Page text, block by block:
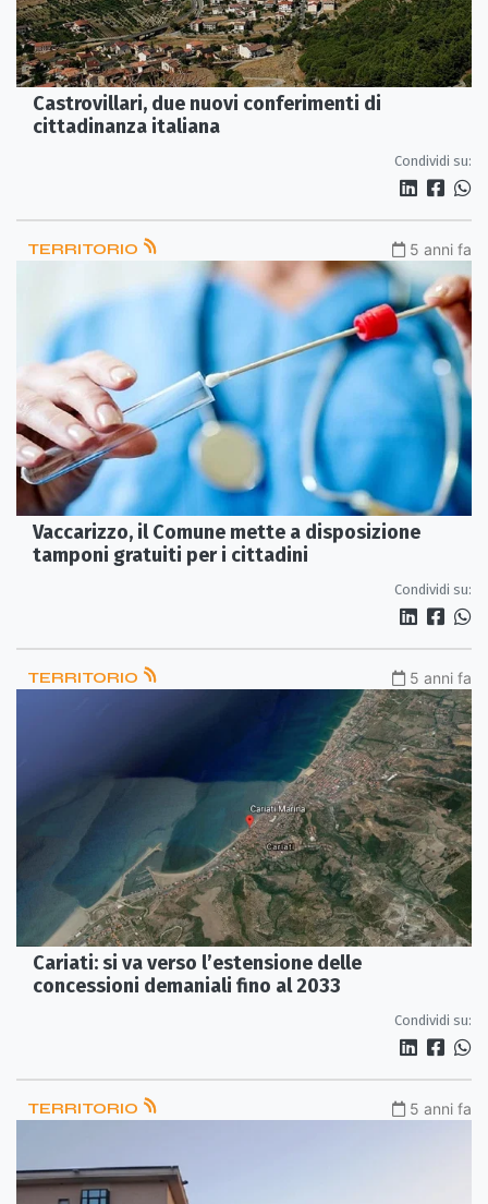
Castrovillari, due nuovi conferimenti di
cittadinanza italiana
Condividi su:
TERRITORIO 5 anni fa
Vaccarizzo, il Comune mette a disposizione
tamponi gratuiti per i cittadini
Condividi su:
TERRITORIO 5 anni fa
Cariati: si va verso l’estensione delle
concessioni demaniali fino al 2033
Condividi su:
TERRITORIO 5 anni fa